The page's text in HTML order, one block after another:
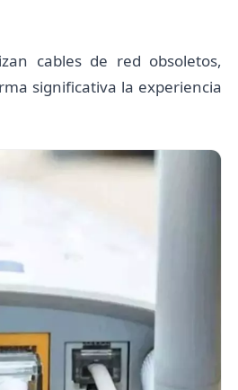
cables de red obsoletos,
significativa la experiencia